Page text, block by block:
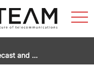
and …